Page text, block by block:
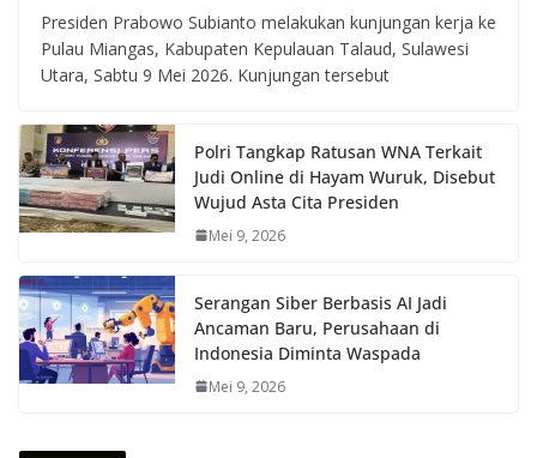
Presiden Prabowo Subianto melakukan kunjungan kerja ke
Pulau Miangas, Kabupaten Kepulauan Talaud, Sulawesi
Utara, Sabtu 9 Mei 2026. Kunjungan tersebut
Polri Tangkap Ratusan WNA Terkait
Judi Online di Hayam Wuruk, Disebut
Wujud Asta Cita Presiden
Mei 9, 2026
Serangan Siber Berbasis AI Jadi
Ancaman Baru, Perusahaan di
Indonesia Diminta Waspada
Mei 9, 2026